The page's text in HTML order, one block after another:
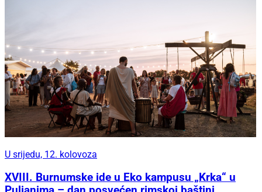
U srijedu, 12. kolovoza
XVIII. Burnumske ide u Eko kampusu „Krka“ u